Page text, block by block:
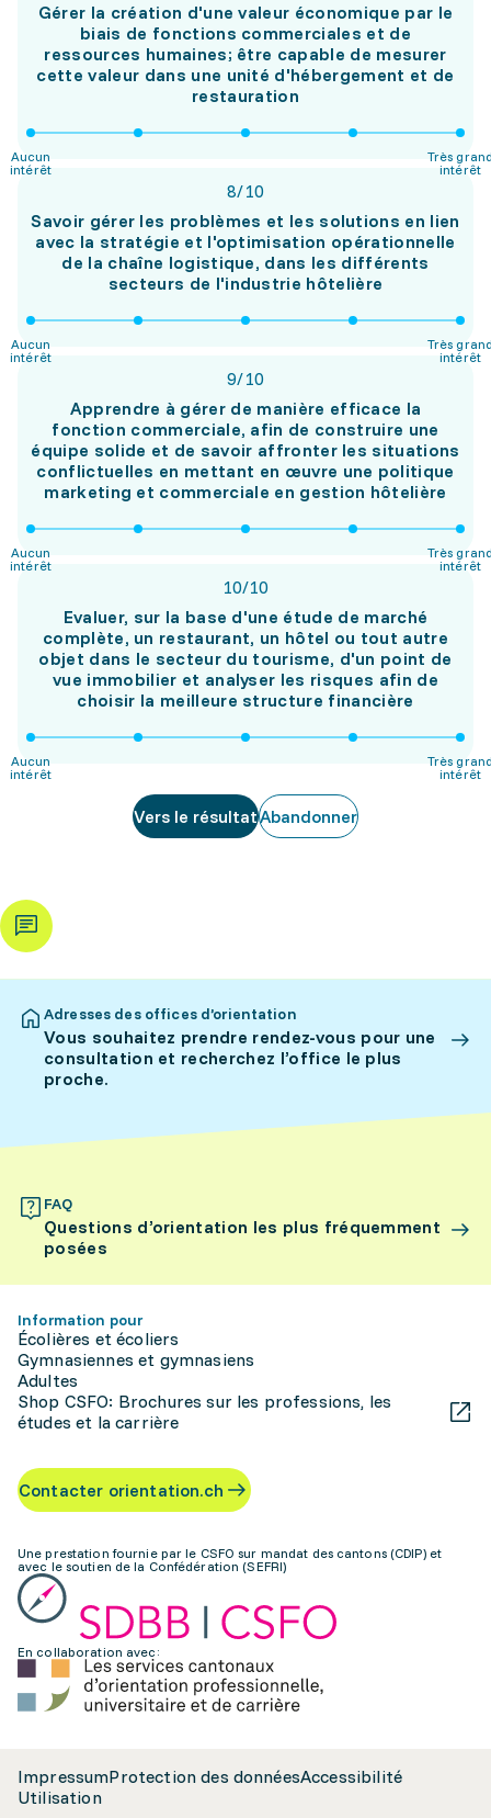
Gérer la création d'une valeur économique par le
biais de fonctions commerciales et de
ressources humaines; être capable de mesurer
cette valeur dans une unité d'hébergement et de
restauration
Aucun
intérêt
Très
intérêt
8/10
Savoir gérer les problèmes et les solutions en lien
avec la stratégie et l'optimisation opérationnelle
de la chaîne logistique, dans les différents
secteurs de l'industrie hôtelière
Aucun
intérêt
Très
intérêt
9/10
Apprendre à gérer de manière efficace la
fonction commerciale, afin de construire une
équipe solide et de savoir affronter les situations
conflictuelles en mettant en œuvre une politique
marketing et commerciale en gestion hôtelière
Aucun
intérêt
Très
intérêt
10/10
Evaluer, sur la base d'une étude de marché
complète, un restaurant, un hôtel ou tout autre
objet dans le secteur du tourisme, d'un point de
vue immobilier et analyser les risques afin de
choisir la meilleure structure financière
Aucun
intérêt
Très
intérêt
Vers le résultatAbandonner
Adresses des offices d’orientation
Vous souhaitez prendre rendez-vous pour une
consultation et recherchez l’office le plus
proche.
FAQ
Questions d’orientation les plus fréquemment
posées
Information pour
Écolières et écoliers
Gymnasiennes et gymnasiens
Adultes
Shop CSFO: Brochures sur les professions, les
études et la carrière
Contacter orientation.ch
Une prestation fournie par le CSFO sur mandat des cantons (CDIP) et
avec le soutien de la Confédération (SEFRI)
En collaboration avec:
ImpressumProtection des donnéesAccessibilité
Utilisation